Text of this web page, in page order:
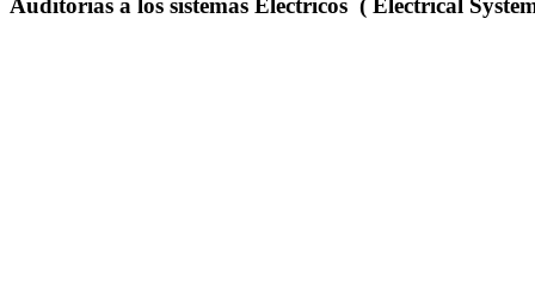
Auditorias a los sistemas Eléctricos ( Electrical